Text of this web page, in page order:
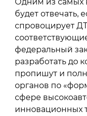
Одним из самых
будет отвечать,
спровоцирует
федеральный
разработать до
пропишут и
органов по
сфере
инновационных